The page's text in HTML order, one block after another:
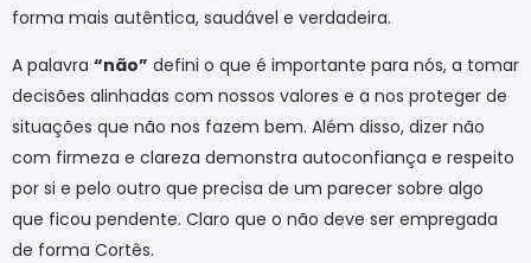
forma mais autêntica, saudável e verdadeira.
A palavra “não” defini o que é importante para nós, a tomar
decisões alinhadas com nossos valores e a nos proteger de
situações que não nos fazem bem. Além disso, dizer não
com firmeza e clareza demonstra autoconfiança e respeito
por si e pelo outro que precisa de um parecer sobre algo
que ficou pendente. Claro que o não deve ser empregada
de forma Cortês.